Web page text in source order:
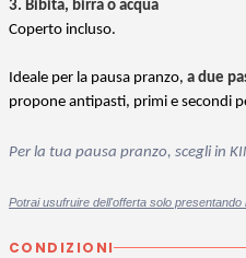
3. Bibita, birra o acqua
Coperto incluso.
Ideale per la pausa pranzo, a due
propone antipasti, primi e secondi
Per la tua pausa pranzo, scegli in
Potrai usufruire dell'offerta solo presentando
CONDIZIONI